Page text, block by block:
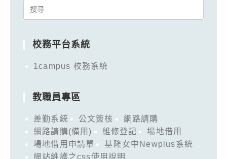
Search
校務平台系統
1campus 校務系統
教職員專區
差勤系統 公文簽核
網路請購
網路請購(備用)
維修登記
場地借用
場地借用申請單
基隆女中Newplus系統
網站維護之css使用說明